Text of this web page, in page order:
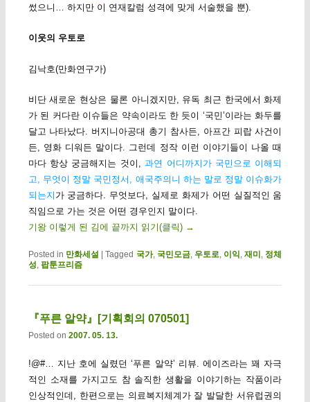
썼으니… 하지만 이 연재칼럼 성격에 맞게 서술했을 뿐).
이웃의 우토로
김낙호(만화연구가)
비단 새로운 현상은 물론 아니겠지만, 유독 최근 한국에서 화제
가 된 커다란 이슈들은 약속이라도 한 듯이 ‘국민’이라는 화두를
달고 나타났다. 버지니아공대 총기 참사든, 아프간 피랍 사건이
든, 영화 디워든 말이다. 그런데 정작 이런 이야기들이 나올 때
마다 항상 궁금해지는 것이,과연 어디까지가 국민으로 이해되
고, 무엇이 정말 국민정서, 애국주의니 하는 말로 정말 이슈화가
되는지 가 궁금하다. 무엇보다, 실제로 화제가 어떤 실질적인 움
직임으로 가는 것은 어떤 경우인지 말이다.
기왕 이렇게 된 김에 끝까지 읽기(클릭) →
Posted in 만화세설 |Tagged 국가, 국민모금, 우토로 이익 ,재미 정체
성 팝툰프리즘
『푸른 알약』[기획회의 070501]
Posted on 2007. 05. 13.
!@#… 지난 호에 실렸던 ‘푸른 알약’ 리뷰. 에이즈라는 꽤 자극
적인 소재를 가지고도 참 솔직한 생활을 이야기하는 작품이라
인상적인데, 한편으로는 의료복지체계가 잘 발달한 서유럽권의